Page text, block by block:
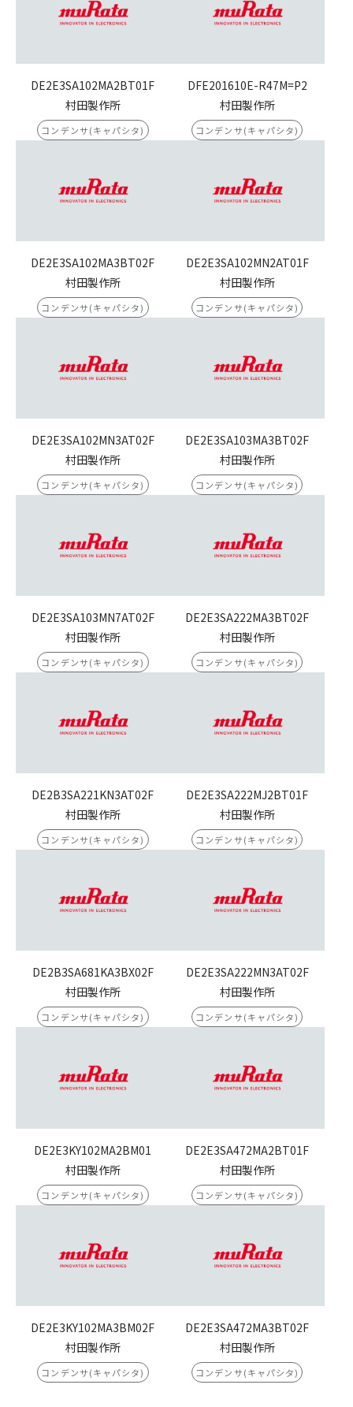
DE2E3SA102MA2BT01F
村田製作所
コンデンサ(キャパシタ)
DFE201610E-R47M=P2
村田製作所
コンデンサ(キャパシタ)
DE2E3SA102MA3BT02F
村田製作所
コンデンサ(キャパシタ)
DE2E3SA102MN2AT01F
村田製作所
コンデンサ(キャパシタ)
DE2E3SA102MN3AT02F
村田製作所
コンデンサ(キャパシタ)
DE2E3SA103MA3BT02F
村田製作所
コンデンサ(キャパシタ)
DE2E3SA103MN7AT02F
村田製作所
コンデンサ(キャパシタ)
DE2E3SA222MA3BT02F
村田製作所
コンデンサ(キャパシタ)
DE2B3SA221KN3AT02F
村田製作所
コンデンサ(キャパシタ)
DE2E3SA222MJ2BT01F
村田製作所
コンデンサ(キャパシタ)
DE2B3SA681KA3BX02F
村田製作所
コンデンサ(キャパシタ)
DE2E3SA222MN3AT02F
村田製作所
コンデンサ(キャパシタ)
DE2E3KY102MA2BM01
村田製作所
コンデンサ(キャパシタ)
DE2E3SA472MA2BT01F
村田製作所
コンデンサ(キャパシタ)
DE2E3KY102MA3BM02F
村田製作所
コンデンサ(キャパシタ)
DE2E3SA472MA3BT02F
村田製作所
コンデンサ(キャパシタ)